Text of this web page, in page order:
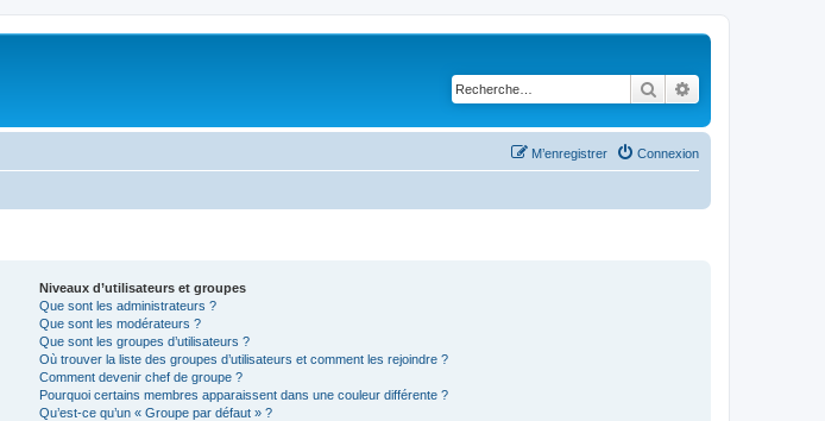
Rechercher
Connexion
M’enregistrer
Niveaux d’utilisateurs et groupes
Que sont les administrateurs ?
Que sont les modérateurs ?
Que sont les groupes d’utilisateurs ?
Où trouver la liste des groupes d’utilisateurs et comment les rejoindre ?
Comment devenir chef de groupe ?
Pourquoi certains membres apparaissent dans une couleur différente ?
Qu’est-ce qu’un « Groupe par défaut » ?